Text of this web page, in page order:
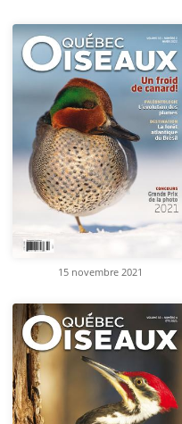
15 novembre 2021